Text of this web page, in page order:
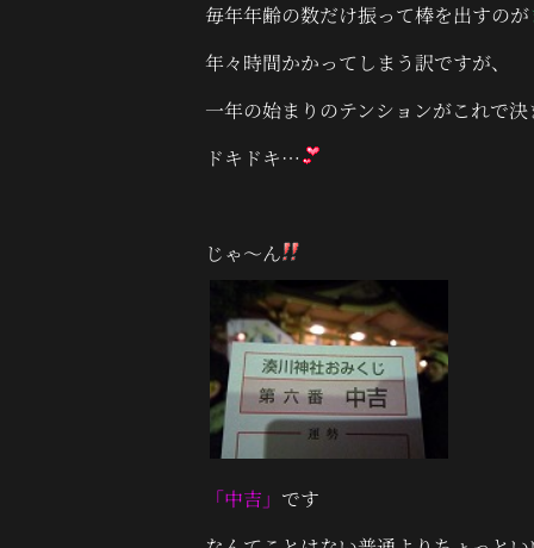
毎年年齢の数だけ振って棒を出すのが
年々時間かかってしまう訳ですが、
一年の始まりのテンションがこれで
ドキドキ…
じゃ～ん
「中吉」 です